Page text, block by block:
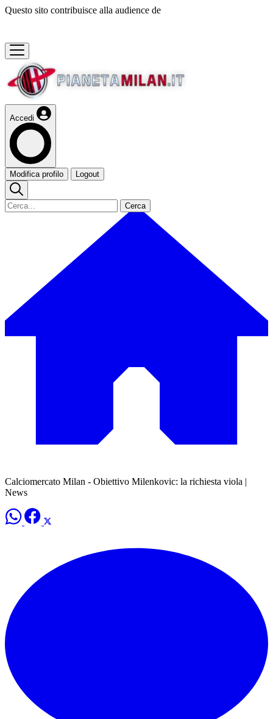
Questo sito contribuisce alla audience de
Accedi
Modifica profilo Logout
Cerca
Calciomercato Milan - Obiettivo Milenkovic: la richiesta viola |
News